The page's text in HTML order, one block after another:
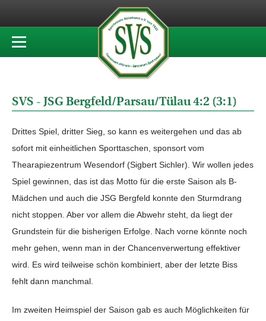
SVS - JSG Bergfeld/Parsau/Tülau 4:2 (3:1)
Drittes Spiel, dritter Sieg, so kann es weitergehen und das ab
sofort mit einheitlichen Sporttaschen, sponsort vom
Thearapiezentrum Wesendorf (Sigbert Sichler). Wir wollen jedes
Spiel gewinnen, das ist das Motto für die erste Saison als B-
Mädchen und auch die JSG Bergfeld konnte den Sturmdrang
nicht stoppen. Aber vor allem die Abwehr steht, da liegt der
Grundstein für die bisherigen Erfolge. Nach vorne könnte noch
mehr gehen, wenn man in der Chancenverwertung effektiver
wird. Es wird teilweise schön kombiniert, aber der letzte Biss
fehlt dann manchmal.
Im zweiten Heimspiel der Saison gab es auch Möglichkeiten für